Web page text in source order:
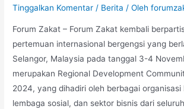
Tinggalkan Komentar / Berita / Oleh
Forum Zakat – Forum Zakat kembali
pertemuan internasional bergengsi yang
Selangor, Malaysia pada tanggal 3-4
merupakan Regional Development
2024, yang dihadiri oleh berbagai organisasi
lembaga sosial, dan sektor bisnis dari